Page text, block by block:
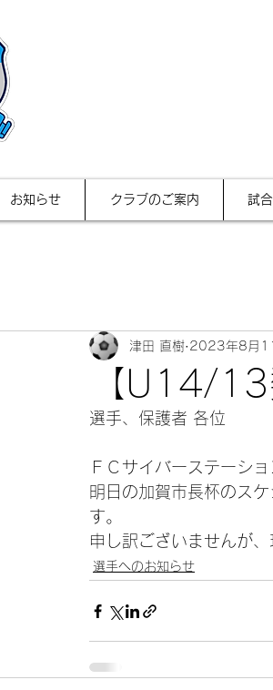
お知らせ クラブのご案内 試
【U14/
津田 直樹 2023年8月
選手、保護者 各位
ＦＣサイバーステーシ
明日の加賀市長杯のス
す。
申し訳ございませんが
選手へのお知らせ